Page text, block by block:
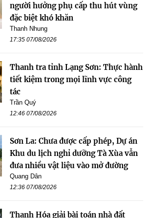
người hưởng phụ cấp thu hút vùng
đặc biệt khó khăn
Thanh Nhung
17:35 07/08/2026
Thanh tra tỉnh Lạng Sơn: Thực hành
tiết kiệm trong mọi lĩnh vực công
tác
Trần Quý
12:46 07/08/2026
Sơn La: Chưa được cấp phép, Dự án
Khu du lịch nghỉ dưỡng Tà Xùa vẫn
đưa nhiều vật liệu vào mở đường
Quang Dân
12:36 07/08/2026
Thanh Hóa giải bài toán nhà đất